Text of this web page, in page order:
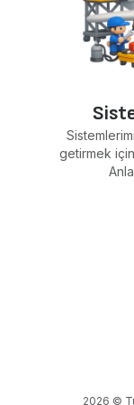
getirmek
2026 ©